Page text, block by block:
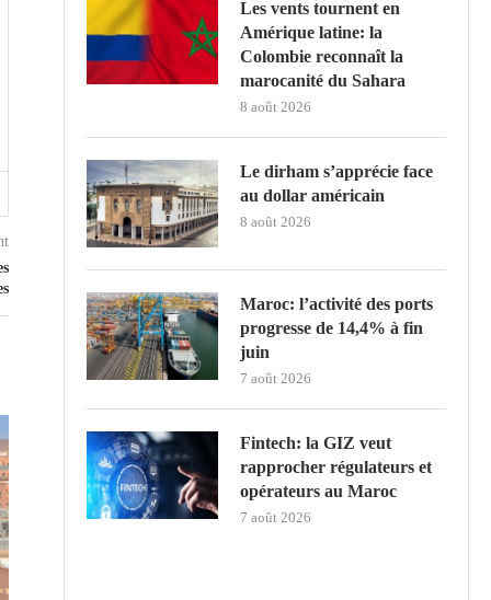
Les vents tournent en
Amérique latine: la
Colombie reconnaît la
marocanité du Sahara
8 août 2026
Le dirham s’apprécie face
au dollar américain
8 août 2026
Maroc: l’activité des ports
progresse de 14,4% à fin
juin
7 août 2026
Fintech: la GIZ veut
rapprocher régulateurs et
opérateurs au Maroc
7 août 2026